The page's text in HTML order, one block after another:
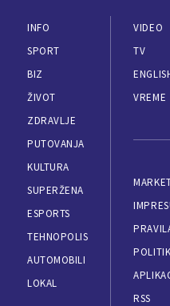
INFO
SPORT
BIZ
ŽIVOT
ZDRAVLJE
PUTOVANJA
KULTURA
SUPERŽENA
ESPORTS
TEHNOPOLIS
AUTOMOBILI
LOKAL
VIDEO
TV
VREME
RSS